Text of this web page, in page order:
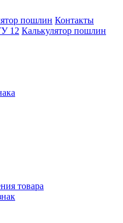
пошлин Контакты
12 Калькулятор пошлин
товара